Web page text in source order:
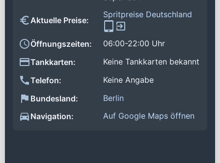
Aktuelle Preise:
Spritpreise Deutschland
Öffnungszeiten:
06:00-22:00 Uhr
Tankkarten:
Keine Tankkarten bekannt
Telefon:
Keine Angabe
Bundesland:
Berlin
Navigation:
Auf Google Maps öffnen